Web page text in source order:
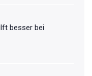
besser bei